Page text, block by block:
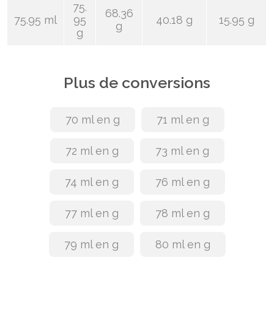
75.95 ml
75.
95
g
68.36
g
40.18 g 15.95 g
Plus de conversions
70 ml en g 71 ml en g
72 ml en g 73 ml en g
74 ml en g 76 ml en g
77 ml en g 78 ml en g
79 ml en g 80 ml en g